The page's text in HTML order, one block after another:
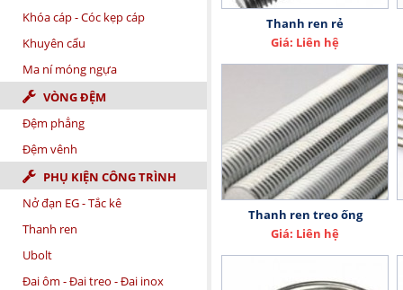
Khóa cáp - Cóc kẹp cáp
Khuyên cẩu
Ma ní móng ngựa
VÒNG ĐỆM
Đệm phẳng
Đệm vênh
PHỤ KIỆN CÔNG TRÌNH
Nở đạn EG - Tắc kê
Thanh ren
Ubolt
Đai ôm - Đai treo - Đai inox
Thanh ren rẻ
Giá: Liên hệ
Thanh ren treo ống
Giá: Liên hệ